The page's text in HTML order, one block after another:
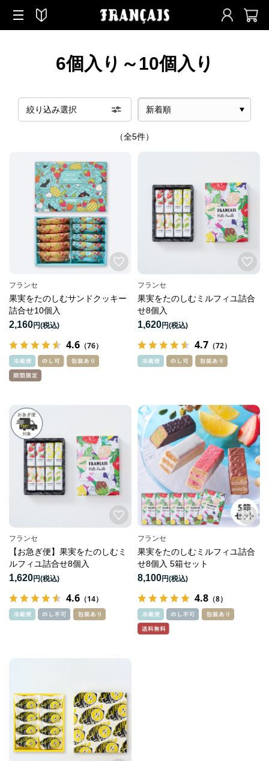
6個入り～10個入り
絞り込み選択
（全5件）
フランセ
果実をたのしむサンドクッキー
詰合せ10個入
2,160円
4.6 （76）
フランセ
果実をたのしむミルフィユ詰合
せ8個入
1,620円
4.7 （72）
フランセ
【お急ぎ便】果実をたのしむミ
ルフィユ詰合せ8個入
1,620円
4.6 （14）
フランセ
果実をたのしむミルフィユ詰合
せ8個入 5箱セット
8,100円
4.8 （8）